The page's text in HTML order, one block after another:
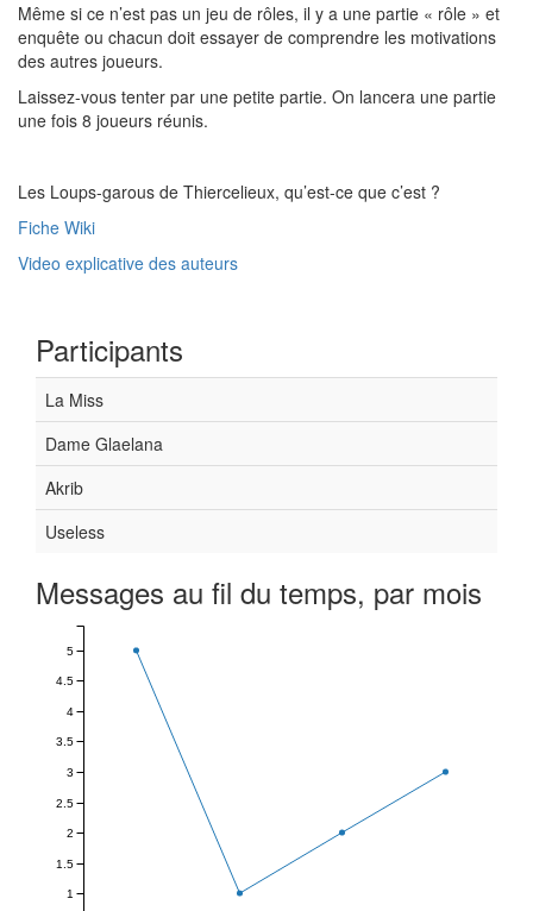
Même si ce n’est pas un jeu de rôles, il y a une partie « rôle » et
enquête ou chacun doit essayer de comprendre les motivations
des autres joueurs.
Laissez-vous tenter par une petite partie. On lancera une partie
une fois 8 joueurs réunis.
Les Loups-garous de Thiercelieux, qu’est-ce que c’est ?
Fiche Wiki
Video explicative des auteurs
Participants
La Miss
Dame Glaelana
Akrib
Useless
Messages au fil du temps, par mois
1
1.5
2
2.5
3
3.5
4
4.5
5